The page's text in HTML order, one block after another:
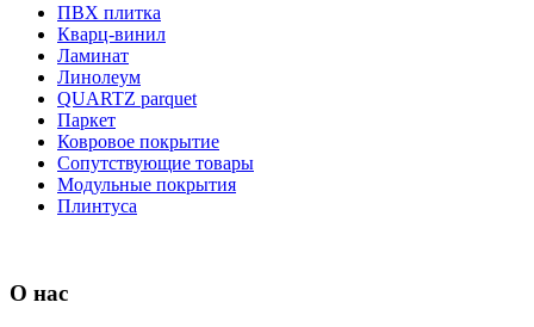
ПВХ плитка
Кварц-винил
Ламинат
Линолеум
QUARTZ parquet
Паркет
Ковровое покрытие
Сопутствующие товары
Модульные покрытия
Плинтуса
О нас